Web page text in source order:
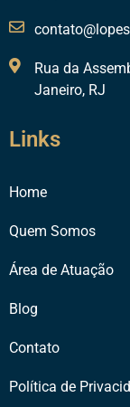
Rua da
Janeiro, RJ
Links
Home
Quem Somos
Área de Atuação
Blog
Contato
Política de